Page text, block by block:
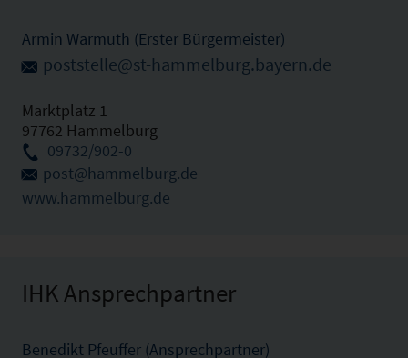
Armin Warmuth (Erster Bürgermeister)
poststelle@st-hammelburg.bayern.de
Marktplatz 1
97762 Hammelburg
09732/902-0
post@hammelburg.de
www.hammelburg.de
IHK Ansprechpartner
Benedikt Pfeuffer (Ansprechpartner)